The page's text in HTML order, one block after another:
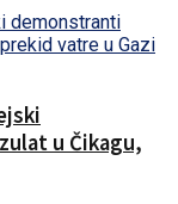
u Čikagu,